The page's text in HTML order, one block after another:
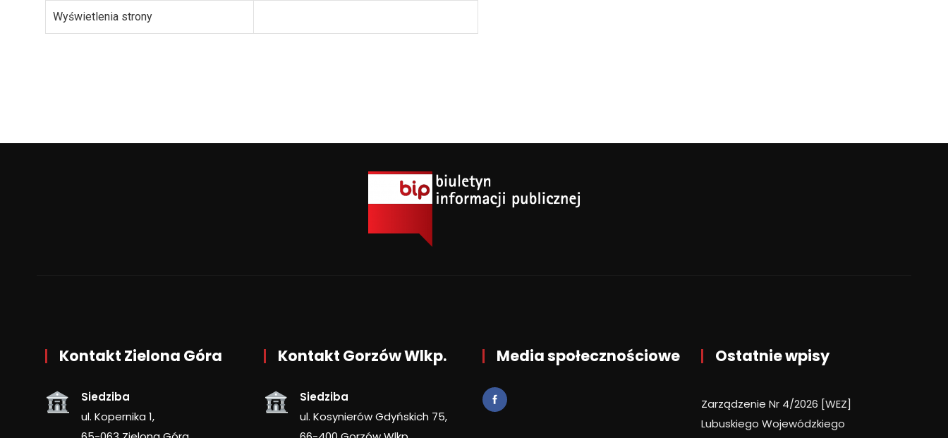
Wyświetlenia strony
Kontakt Zielona Góra
Siedziba
ul. Kopernika 1,
Kontakt Gorzów Wlkp.
Siedziba
ul. Kosynierów Gdyńskich 75,
Media społecznościowe Ostatnie wpisy
Zarządzenie Nr 4/2026 [WEZ]
Lubuskiego Wojewódzkiego